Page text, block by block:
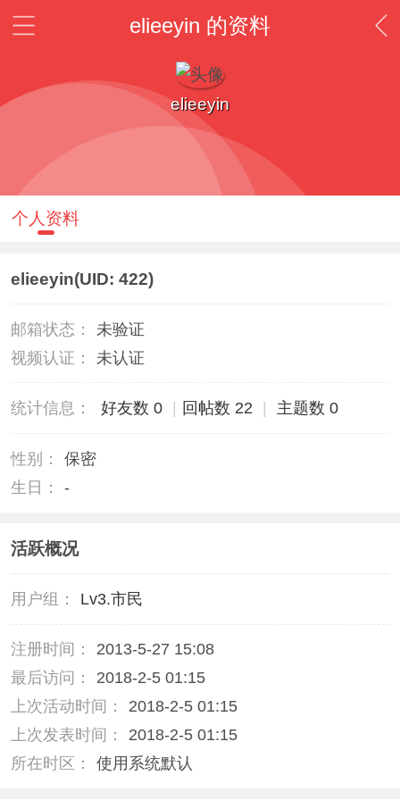
elieeyin 的资料
elieeyin
个人资料
elieeyin(UID: 422)
邮箱状态：
未验证
视频认证：
未认证
统计信息： 好友数 0 回帖数 22 主题数 0
性别：
保密
生日：
-
活跃概况
用户组： Lv3.市民
注册时间：
2013-5-27 15:08
最后访问：
2018-2-5 01:15
上次活动时间：
2018-2-5 01:15
上次发表时间：
2018-2-5 01:15
所在时区：
使用系统默认